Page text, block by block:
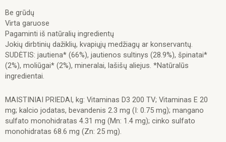
su
jautiena,
150
g
Be grūdų
Virta garuose
Pagaminti iš natūralių ingredientų
Jokių dirbtinių dažiklių, kvapiųjų medžiagų ar konservantų.
SUDĖTIS: jautiena* (66%), jautienos sultinys (28.9%), špinatai*
(2%), moliūgai* (2%), mineralai, lašišų aliejus. *Natūralūs
ingredientai.
MAISTINIAI PRIEDAI, kg: Vitaminas D3 200 TV; Vitaminas E 20
mg; kalcio jodatas, bevandenis 2.3 mg (I: 0.75 mg); mangano
sulfato monohidratas 4.31 mg (Mn: 1.4 mg); cinko sulfato
monohidratas 68.6 mg (Zn: 25 mg).